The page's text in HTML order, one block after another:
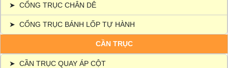
➤ CỔNG TRỤC CHÂN DÊ
➤ CỔNG TRỤC BÁNH LỐP TỰ HÀNH
CẦN TRỤC
➤ CẦN TRỤC QUAY ÁP CỘT